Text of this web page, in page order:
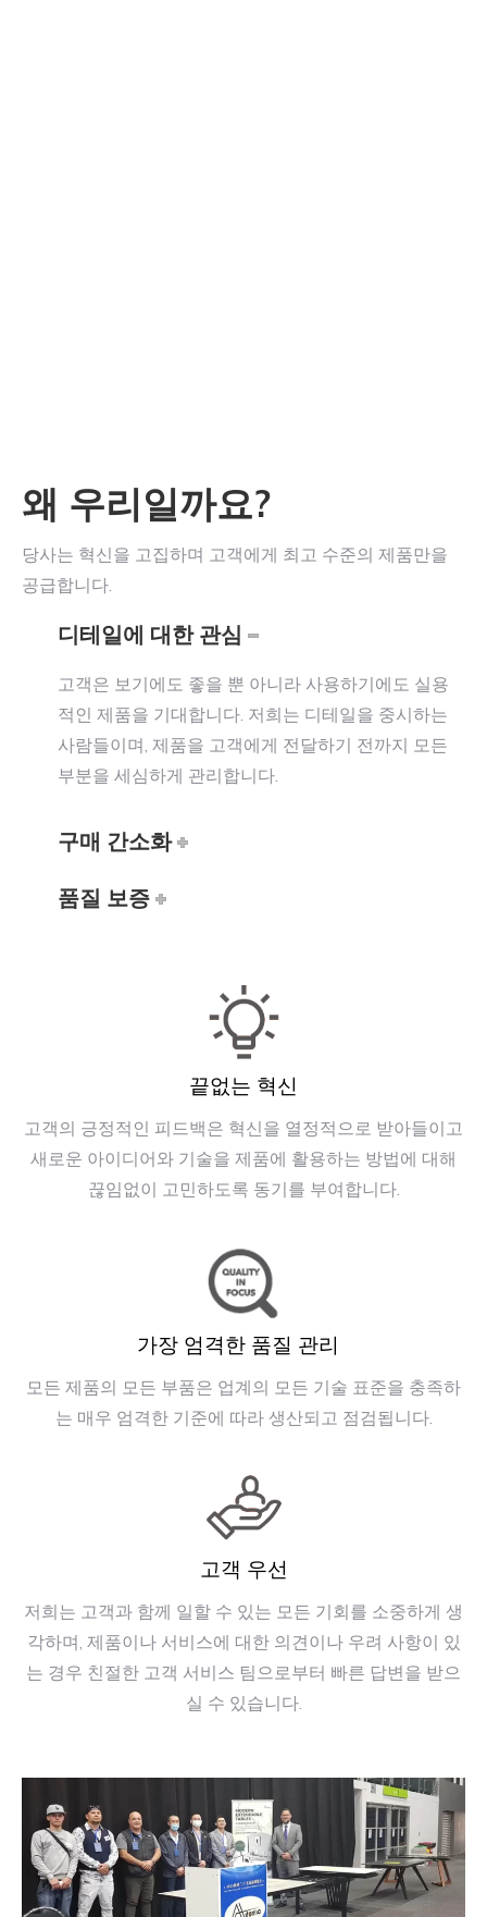
왜 우리일까요?
당사는 혁신을 고집하며 고객에게 최고 수준의 제품만을
공급합니다.
디테일에 대한 관심
고객은 보기에도 좋을 뿐 아니라 사용하기에도 실용
적인 제품을 기대합니다. 저희는 디테일을 중시하는
사람들이며, 제품을 고객에게 전달하기 전까지 모든
부분을 세심하게 관리합니다.
구매 간소화
품질 보증
끝없는 혁신
고객의 긍정적인 피드백은 혁신을 열정적으로 받아들이고
새로운 아이디어와 기술을 제품에 활용하는 방법에 대해
끊임없이 고민하도록 동기를 부여합니다.
가장 엄격한 품질 관리
모든 제품의 모든 부품은 업계의 모든 기술 표준을 충족하
는 매우 엄격한 기준에 따라 생산되고 점검됩니다.
고객 우선
저희는 고객과 함께 일할 수 있는 모든 기회를 소중하게 생
각하며, 제품이나 서비스에 대한 의견이나 우려 사항이 있
는 경우 친절한 고객 서비스 팀으로부터 빠른 답변을 받으
실 수 있습니다.